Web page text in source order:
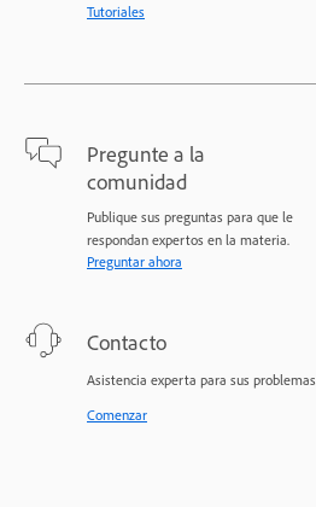
Tutoriales
Pregunte a la
comunidad
Publique sus preguntas para que le
respondan expertos en la materia.
Preguntar ahora
Contacto
Asistencia experta para sus problemas.
Comenzar